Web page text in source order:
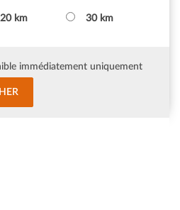
20 km 30 km
immédiatement uniquement